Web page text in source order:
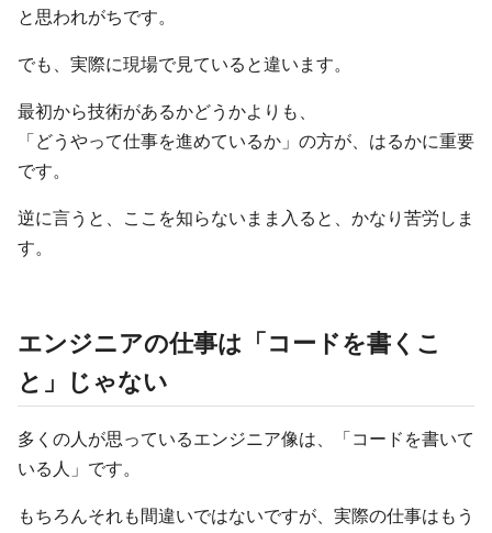
と思われがちです。
でも、実際に現場で見ていると違います。
最初から技術があるかどうかよりも、
「どうやって仕事を進めているか」の方が、はるかに重要
です。
逆に言うと、ここを知らないまま入ると、かなり苦労しま
す。
エンジニアの仕事は「コードを書くこ
と」じゃない
多くの人が思っているエンジニア像は、「コードを書いて
いる人」です。
もちろんそれも間違いではないですが、実際の仕事はもう